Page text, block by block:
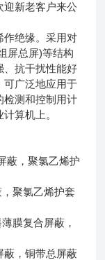
迎新老客户来公
作绝缘。采用对
屏总屏)等结构
、抗干扰性能好
可广泛地应用于
检测和控制用计
算机上。
蔽，聚氯乙烯护
聚氯乙烯护套
膜复合屏蔽，
蔽，铜带总屏蔽